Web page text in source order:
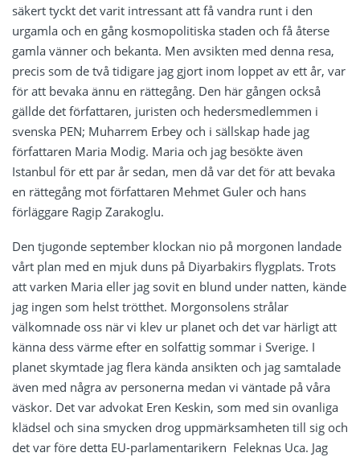
säkert tyckt det varit intressant att få vandra runt i den
urgamla och en gång kosmopolitiska staden och få återse
gamla vänner och bekanta. Men avsikten med denna resa,
precis som de två tidigare jag gjort inom loppet av ett år, var
för att bevaka ännu en rättegång. Den här gången också
gällde det författaren, juristen och hedersmedlemmen i
svenska PEN; Muharrem Erbey och i sällskap hade jag
författaren Maria Modig. Maria och jag besökte även
Istanbul för ett par år sedan, men då var det för att bevaka
en rättegång mot författaren Mehmet Guler och hans
förläggare Ragip Zarakoglu.
Den tjugonde september klockan nio på morgonen landade
vårt plan med en mjuk duns på Diyarbakirs flygplats. Trots
att varken Maria eller jag sovit en blund under natten, kände
jag ingen som helst trötthet. Morgonsolens strålar
välkomnade oss när vi klev ur planet och det var härligt att
känna dess värme efter en solfattig sommar i Sverige. I
planet skymtade jag flera kända ansikten och jag samtalade
även med några av personerna medan vi väntade på våra
väskor. Det var advokat Eren Keskin, som med sin ovanliga
klädsel och sina smycken drog uppmärksamheten till sig och
det var före detta EU-parlamentarikern Feleknas Uca. Jag